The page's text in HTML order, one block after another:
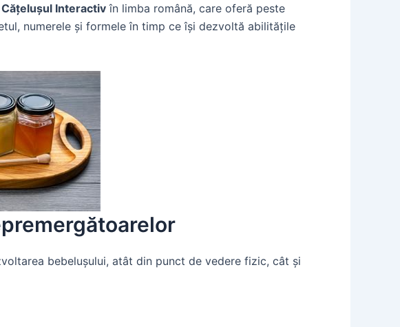
Interactiv în limba română, care oferă peste
numerele și formele în timp ce își dezvoltă abilitățile
bebelușului, atât din punct de vedere fizic, cât și